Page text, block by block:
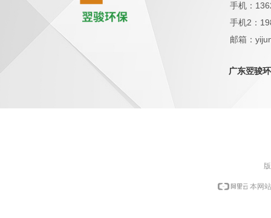
手机：
手机2：
邮箱：
广东翌骏
本网